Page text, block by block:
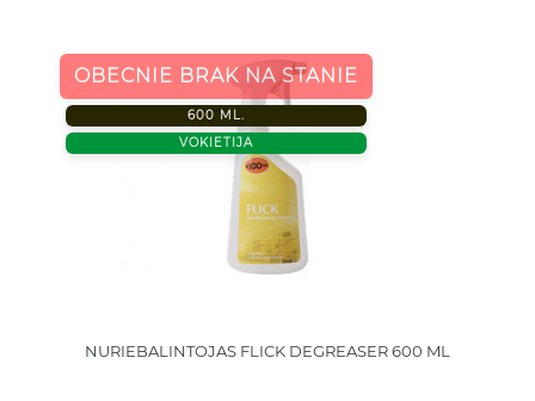
OBECNIE BRAK NA STANIE
600 ML.
VOKIETIJA
NURIEBALINTOJAS FLICK DEGREASER 600 ML